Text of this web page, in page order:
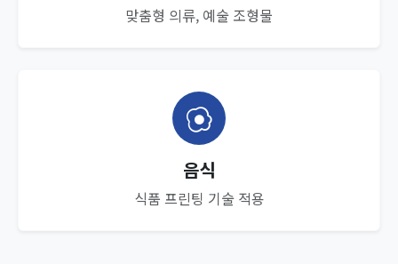
맞춤형 의류, 예술 조형물
음식
식품 프린팅 기술 적용